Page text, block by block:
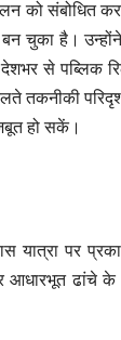
को संबोधित
चुका है।
से पब्लिक
तकनीकी
हो सकें।
यात्रा पर
ढांचे के